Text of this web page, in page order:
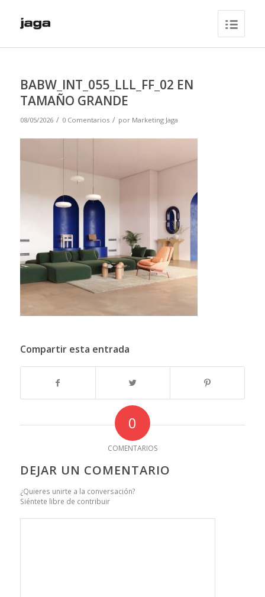
BABW_INT_055_LLL_FF_02 EN
TAMAÑO GRANDE
08/05/2026 / 0 Comentarios / por Marketing Jaga
Compartir esta entrada
0
COMENTARIOS
DEJAR UN COMENTARIO
¿Quieres unirte a la conversación?
Siéntete libre de contribuir